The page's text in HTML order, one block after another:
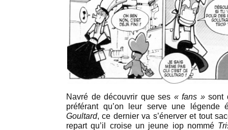
Navré de découvrir que ses « fans »sont
préférant qu’on leur serve une légende
Goultard, ce dernier va s’énerver et tout
repart qu’il croise un jeune iop nommé